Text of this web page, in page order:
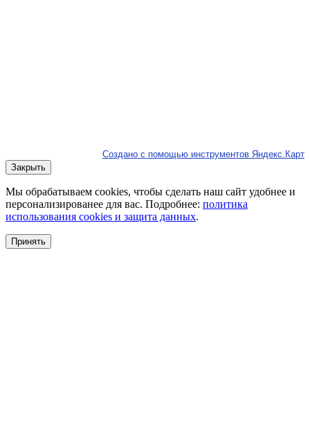
Создано с помощью инструментов Яндекс.Карт
Закрыть
Мы обрабатываем cookies, чтобы сделать наш сайт удобнее и
персонализированее для вас. Подробнее: политика
использования cookies и защита данных.
Принять